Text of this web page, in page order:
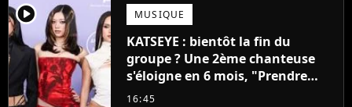
player2 MUSIQUE
KATSEYE : bientôt la fin du
groupe ? Une 2ème chanteuse
s'éloigne en 6 mois, "Prendre
cette décision n’a pas été facile"
16:45